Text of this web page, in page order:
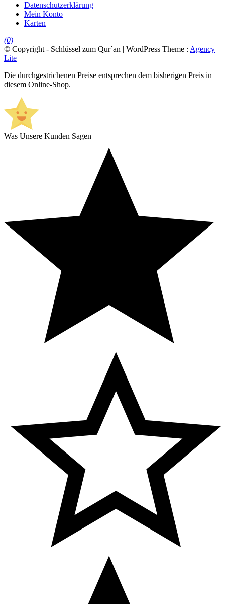
Datenschutzerklärung
Mein Konto
Karten
(0)
© Copyright - Schlüssel zum Qur´an | WordPress Theme : Agency
Lite
Die durchgestrichenen Preise entsprechen dem bisherigen Preis in
diesem Online-Shop.
Was Unsere Kunden Sagen